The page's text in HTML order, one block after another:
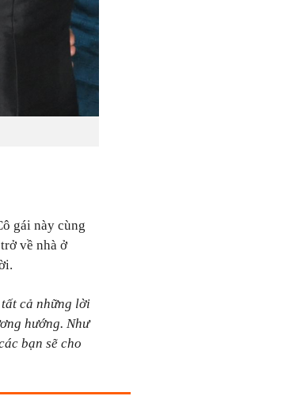
gái này cùng
về nhà ở
cả những lời
hướng. Như
bạn sẽ cho